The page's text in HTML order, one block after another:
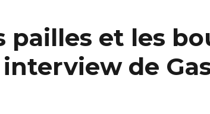
pailles et les
de